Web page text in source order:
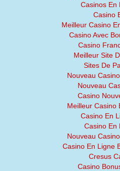
Casinos En
Casino
Meilleur Casino
Casino Avec
Casino
Meilleur Site
Sites De
Nouveau
Nouveau
Casino
Meilleur Casino
Casino En
Casino En
Nouveau
Casino En Ligne
Cresus
Casino